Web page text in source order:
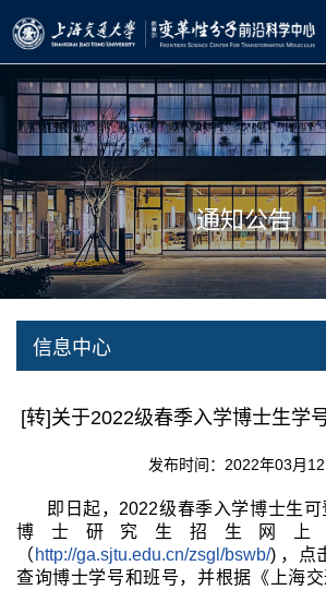
通知公告
信息中心
[转]关于2022级春季入学博士生学
发布时间：2022年03月12
即日起，2022级春季入学博士生
博士研究生招生网上
（ http://ga.sjtu.edu.cn/zsgl/bswb/) ，点
查询博士学号和班号，并根据《上海